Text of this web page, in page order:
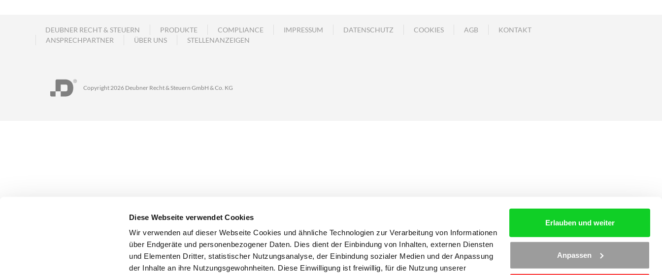
Diese Webseite verwendet Cookies
Wir verwenden auf dieser Webseite Cookies und ähnliche Technologien zur Verarbeitung von Informationen
über Endgeräte und personenbezogener Daten. Dies dient der Einbindung von Inhalten, externen Diensten
und Elementen Dritter, statistischer Nutzungsanalyse, der Einbindung sozialer Medien und der Anpassung
der Inhalte an ihre Nutzungsgewohnheiten. Diese Einwilligung ist freiwillig, für die Nutzung unserer
Erlauben und weiter
Anpassen
DEUBNER RECHT & STEUERN PRODUKTE COMPLIANCE IMPRESSUM DATENSCHUTZ COOKIES AGB
KONTAKT
ANSPRECHPARTNER
ÜBER UNS STELLENANZEIGEN
Copyright 2026 Deubner Recht & Steuern GmbH & Co. KG